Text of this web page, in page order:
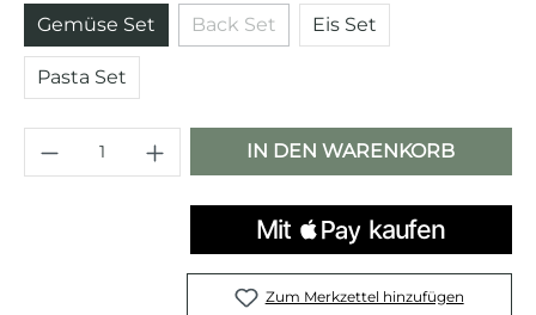
Gemüse Set Back Set(Diese Option ist zurzeit nicht
Eis Set
Pasta Set
Produkt Anzahl: Gib den
IN DEN WARENKORB
Zum Merkzettel hinzufügen